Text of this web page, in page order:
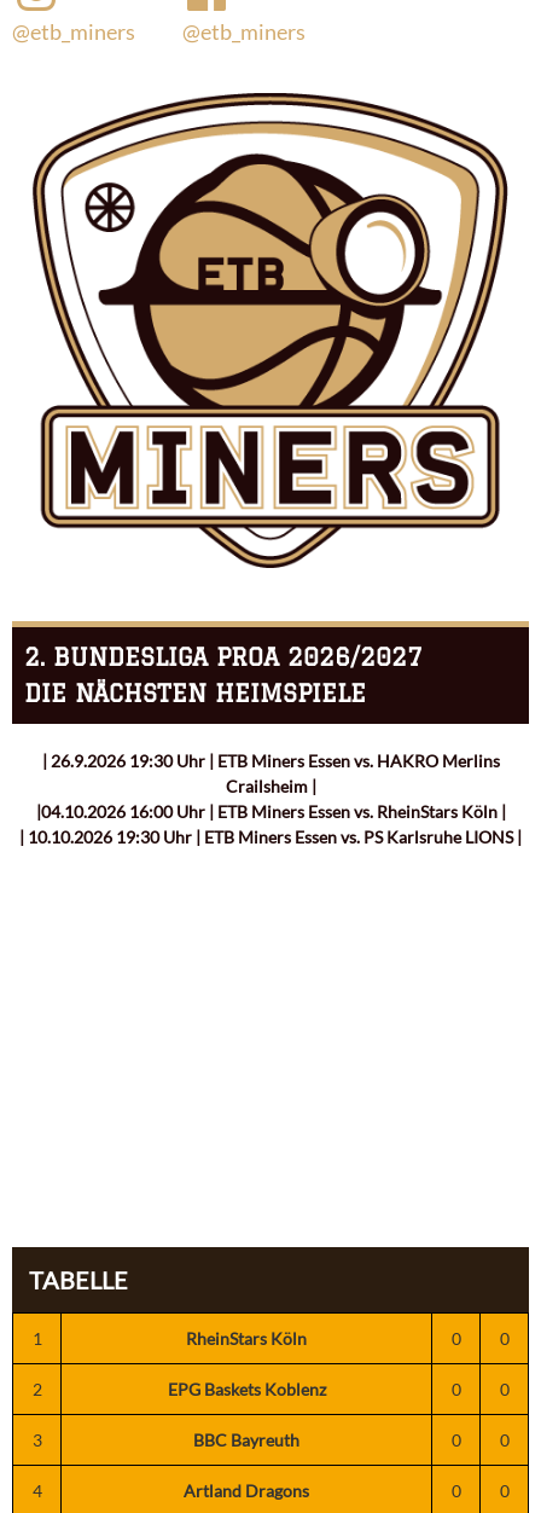
@etb_miners @etb_miners
2. BUNDESLIGA PROA 2026/2027
DIE NÄCHSTEN HEIMSPIELE
| 26.9.2026 19:30 Uhr | ETB Miners Essen vs. HAKRO Merlins
Crailsheim |
|04.10.2026 16:00 Uhr | ETB Miners Essen vs. RheinStars Köln |
| 10.10.2026 19:30 Uhr | ETB Miners Essen vs. PS Karlsruhe LIONS |
TABELLE
1 RheinStars Köln 0 0
2 EPG Baskets Koblenz 0 0
3 BBC Bayreuth 0 0
4 Artland Dragons 0 0